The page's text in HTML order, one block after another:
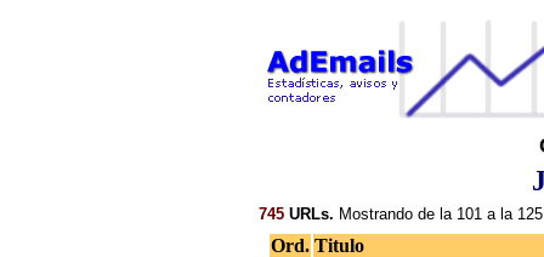
745 URLs. Mostrando de la 101 a la
Ord. Titulo